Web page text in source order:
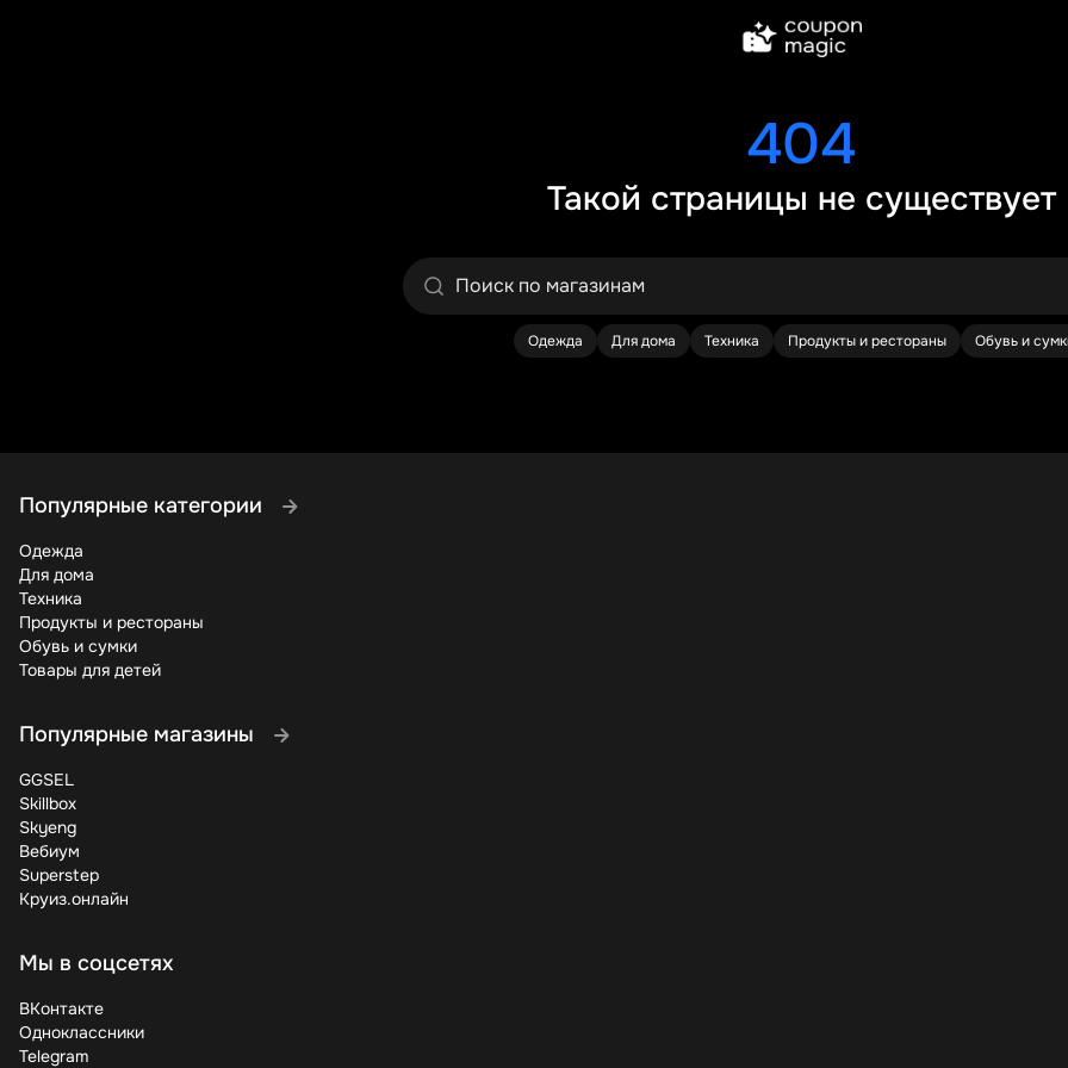
404
Такой страницы не существует
Одежда Для дома Техника Продукты и рестораны Обувь и
Популярные категории
Одежда
Для дома
Техника
Продукты и рестораны
Обувь и сумки
Товары для детей
Популярные магазины
GGSEL
Skillbox
Skyeng
Вебиум
Superstep
Круиз.онлайн
Мы в соцсетях
ВКонтакте
Одноклассники
Telegram